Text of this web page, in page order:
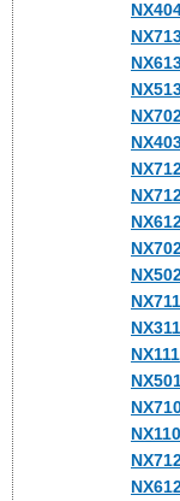
NX711
NX311
NX111
NX110